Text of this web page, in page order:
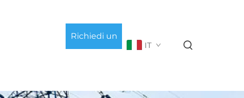
Richiedi un
IT